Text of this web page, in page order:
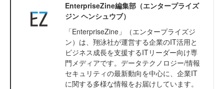
EnterpriseZine編集部（エンタープライズ
ジン ヘンシュウブ）
「EnterpriseZine」（エンタープライズジ
ン）は、翔泳社が運営する企業のIT活用と
ビジネス成長を支援するITリーダー向け専
門メディアです。データテクノロジー/情報
セキュリティの最新動向を中心に、企業IT
に関する多様な情報をお届けしています。